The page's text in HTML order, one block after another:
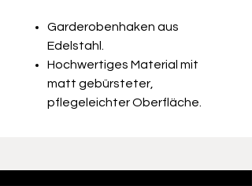
Garderobenhaken aus
Edelstahl.
Hochwertiges Material mit
matt gebürsteter,
pflegeleichter Oberfläche.